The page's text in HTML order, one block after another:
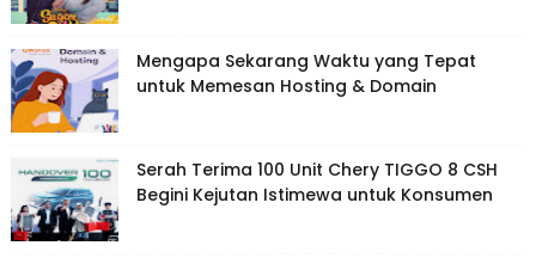
Mengapa Sekarang Waktu yang Tepat
untuk Memesan Hosting & Domain
Serah Terima 100 Unit Chery TIGGO 8 CSH
Begini Kejutan Istimewa untuk Konsumen